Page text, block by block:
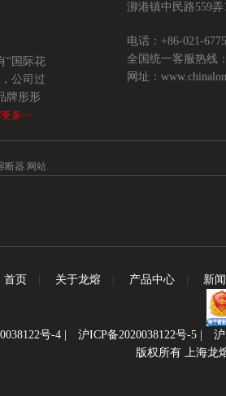
“国际花
公司过
牌形形
多>>
泖港镇中民路559弄
电话：+86-021-
全国统一客服热线
网址：
断器.网站
首页 关于龙熔 产品中心 新
号-4| 沪ICP备2020038122号-5|
版权所有 上海龙